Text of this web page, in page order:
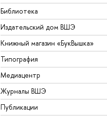
Библиотека
Издательский дом ВШЭ
Книжный магазин «БукВышка»
Типография
Медиацентр
Журналы ВШЭ
Публикации